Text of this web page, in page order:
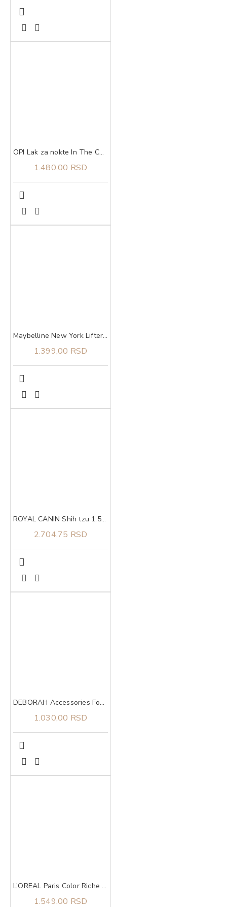
OPI Lak za nokte In The Cable Car Pool Lane
1.480,00 RSD
Maybelline New York Lifter Plump sjaj za usne 004 Red Flag
1.399,00 RSD
ROYAL CANIN Shih tzu 1,5kg
2.704,75 RSD
DEBORAH Accessories Foundation Brush
1.030,00 RSD
L’OREAL Paris Color Riche The Nudes ruž za usne 176 Irreveren
1.549,00 RSD